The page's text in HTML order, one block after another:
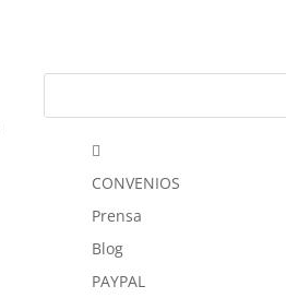

CONVENIOS
Prensa
Blog
PAYPAL